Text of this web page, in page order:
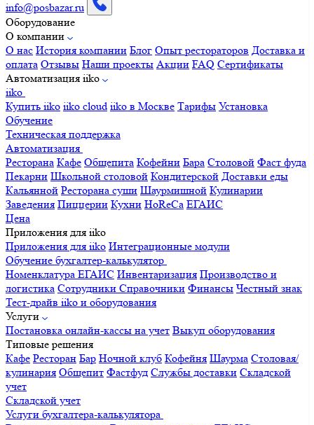
info@posbazar.ru
Оборудование
О компании
О нас История компании Блог Опыт рестораторов Доставка и
оплата Отзывы Наши проекты Акции FAQ Сертификаты
Автоматизация iiko
iiko
Купить iiko iiko cloud iiko в Москве Тарифы Установка
Обучение
Техническая поддержка
Автоматизация
Ресторана Кафе Общепита Кофейни Бара Столовой Фаст фуда
Пекарни Школьной столовой Кондитерской Доставки еды
Кальянной Ресторана суши Шаурмишной Кулинарии
Заведения Пиццерии Кухни HoReCa ЕГАИС
Цена
Приложения для iiko
Приложения для iiko Интеграционные модули
Обучение бухгалтер-калькулятор
Номенклатура ЕГАИС Инвентаризация Производство и
логистика Сотрудники Справочники Финансы Честный знак
Тест-драйв iiko и оборудования
Услуги
Постановка онлайн-кассы на учет Выкуп оборудования
Типовые решения
Кафе Ресторан Бар Ночной клуб Кофейня Шаурма Столовая/
кулинария Общепит Фастфуд Службы доставки Складской
учет
Складской учет
Услуги бухгалтера-калькулятора